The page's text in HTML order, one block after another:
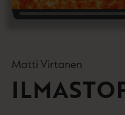
Matti Virtanen